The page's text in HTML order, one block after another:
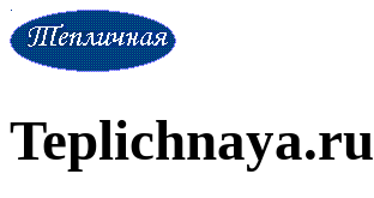
Teplichnaya.ru